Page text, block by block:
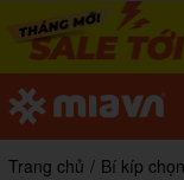
Trang chủ / Bí kíp